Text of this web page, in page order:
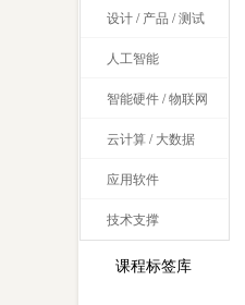
设计 / 产品 / 测试
人工智能
智能硬件 / 物联网
云计算 / 大数据
应用软件
技术支撑
课程标签库